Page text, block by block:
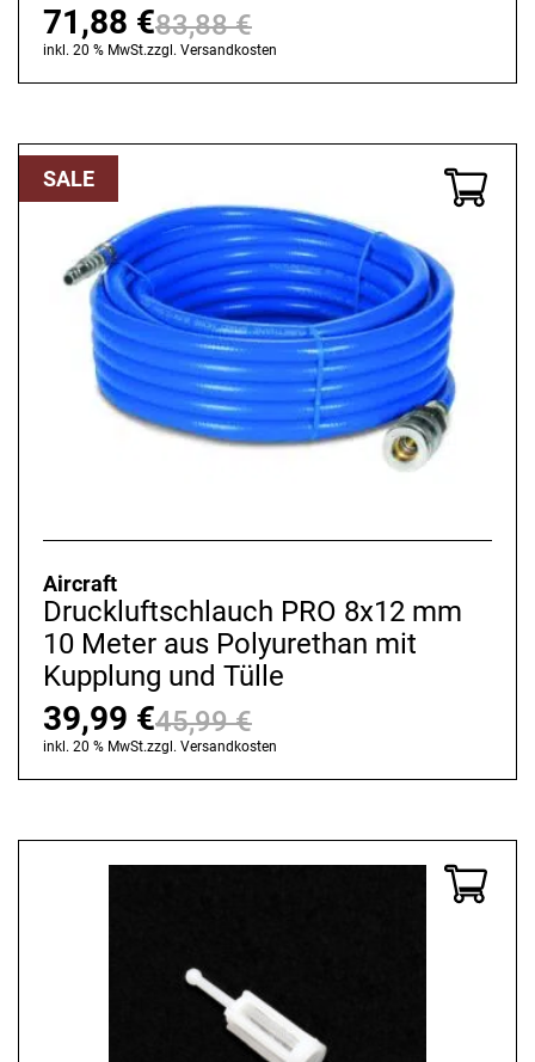
83,88€
Ursprünglicher
war:
71,88 €
Aktueller
ist:
inkl. 20 % MwSt.zzgl. Versandkosten
SALE
Aircraft
Druckluftschlauch PRO 8x12 mm
10 Meter aus Polyurethan mit
Kupplung und Tülle
45,99€
Ursprünglicher
war:
45,99 €
39,99 €
Aktueller
ist:
39,99 €.
inkl. 20 % MwSt.zzgl. Versandkosten